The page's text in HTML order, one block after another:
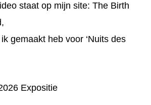
staat op mijn site: The Birth
,
gemaakt heb voor ‘Nuits des
Expositie